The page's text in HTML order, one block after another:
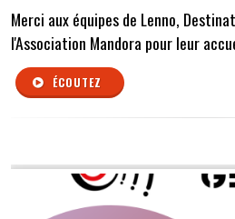
Merci aux équipes de Lenno,
l'Association Mandora pour leur
ÉCOUTEZ